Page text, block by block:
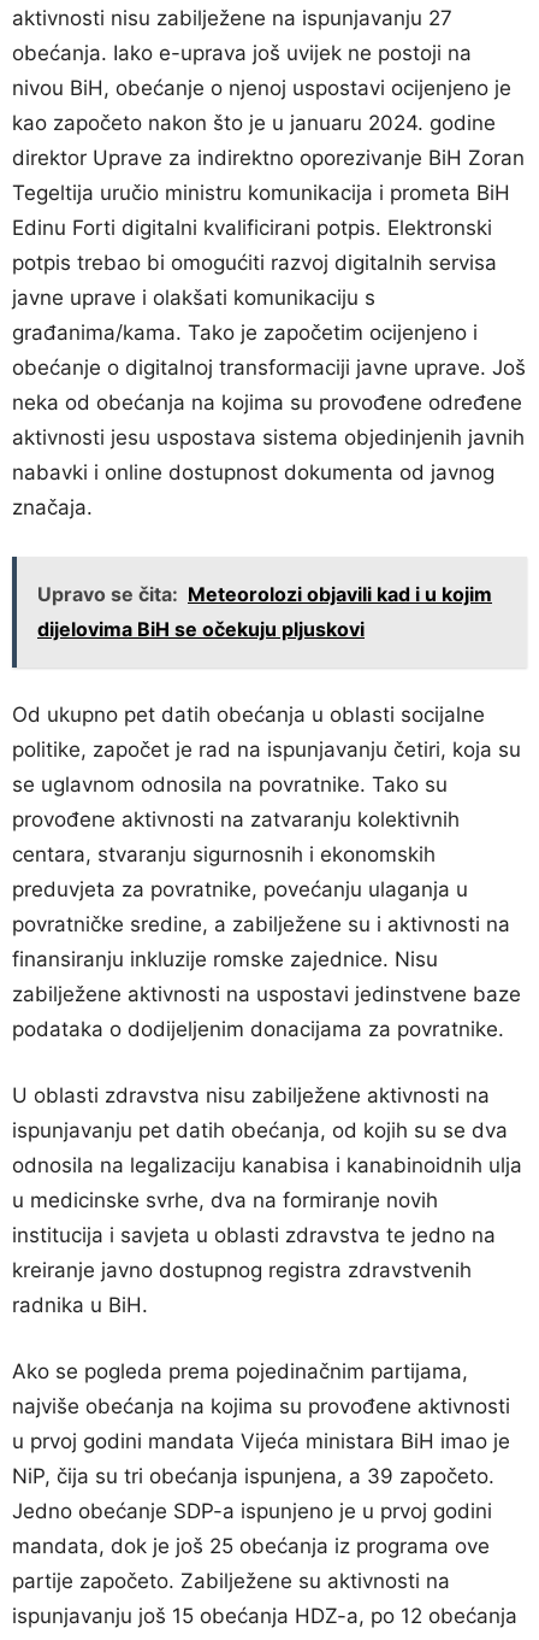
aktivnosti nisu zabilježene na ispunjavanju 27
obećanja. Iako e-uprava još uvijek ne postoji na
nivou BiH, obećanje o njenoj uspostavi ocijenjeno je
kao započeto nakon što je u januaru 2024. godine
direktor Uprave za indirektno oporezivanje BiH Zoran
Tegeltija uručio ministru komunikacija i prometa BiH
Edinu Forti digitalni kvalificirani potpis. Elektronski
potpis trebao bi omogućiti razvoj digitalnih servisa
javne uprave i olakšati komunikaciju s
građanima/kama. Tako je započetim ocijenjeno i
obećanje o digitalnoj transformaciji javne uprave. Još
neka od obećanja na kojima su provođene određene
aktivnosti jesu uspostava sistema objedinjenih javnih
nabavki i online dostupnost dokumenta od javnog
značaja.
Upravo se čita: Meteorolozi objavili kad i u kojim
dijelovima BiH se očekuju pljuskovi
Od ukupno pet datih obećanja u oblasti socijalne
politike, započet je rad na ispunjavanju četiri, koja su
se uglavnom odnosila na povratnike. Tako su
provođene aktivnosti na zatvaranju kolektivnih
centara, stvaranju sigurnosnih i ekonomskih
preduvjeta za povratnike, povećanju ulaganja u
povratničke sredine, a zabilježene su i aktivnosti na
finansiranju inkluzije romske zajednice. Nisu
zabilježene aktivnosti na uspostavi jedinstvene baze
podataka o dodijeljenim donacijama za povratnike.
U oblasti zdravstva nisu zabilježene aktivnosti na
ispunjavanju pet datih obećanja, od kojih su se dva
odnosila na legalizaciju kanabisa i kanabinoidnih ulja
u medicinske svrhe, dva na formiranje novih
institucija i savjeta u oblasti zdravstva te jedno na
kreiranje javno dostupnog registra zdravstvenih
radnika u BiH.
Ako se pogleda prema pojedinačnim partijama,
najviše obećanja na kojima su provođene aktivnosti
u prvoj godini mandata Vijeća ministara BiH imao je
NiP, čija su tri obećanja ispunjena, a 39 započeto.
Jedno obećanje SDP-a ispunjeno je u prvoj godini
mandata, dok je još 25 obećanja iz programa ove
partije započeto. Zabilježene su aktivnosti na
ispunjavanju još 15 obećanja HDZ-a, po 12 obećanja